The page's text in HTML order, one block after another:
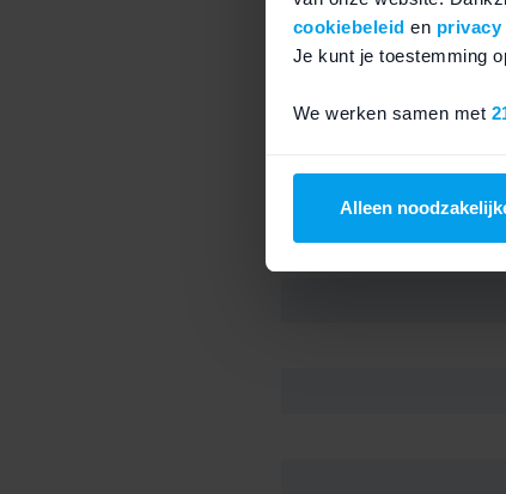
cookiebeleid en
Je kunt je toestemming
We werken samen met
Alleen
Technische